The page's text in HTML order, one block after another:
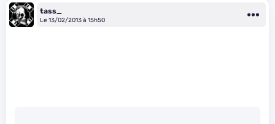
tass_
Le 13/02/2013 à 15h50